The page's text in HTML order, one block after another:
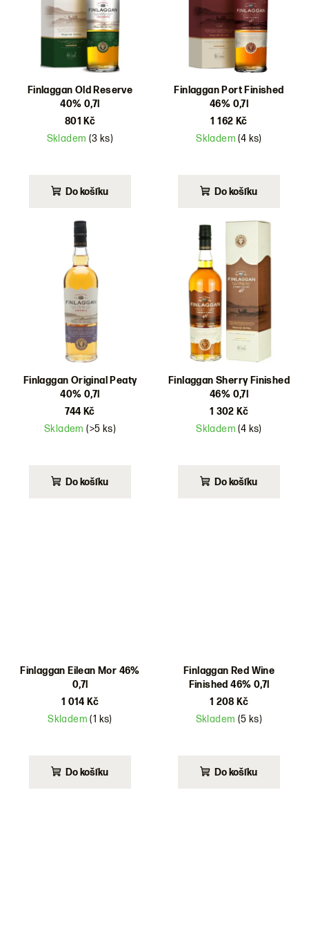
Finlaggan Old Reserve
40% 0,7l
801 Kč
Skladem (3 ks)
Do košíku
Finlaggan Port Finished
46% 0,7l
1 162 Kč
Skladem(4 ks)
Do košíku
Finlaggan Original Peaty
40% 0,7l
744 Kč
Skladem(>5 ks)
Do košíku
Finlaggan Sherry Finished
46% 0,7l
1 302 Kč
Skladem(4 ks)
Do košíku
Finlaggan Eilean Mor 46%
0,7l
1 014 Kč
Skladem(1 ks)
Do košíku
Finlaggan Red Wine
Finished 46% 0,7l
1 208 Kč
Skladem (5 ks)
Do košíku